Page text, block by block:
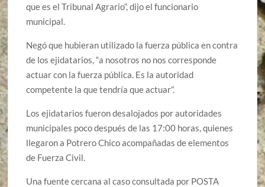
que es el Tribunal Agrario”, dijo el funcionario
municipal.
Negó que hubieran utilizado la fuerza pública en contra
de los ejidatarios, “a nosotros no nos corresponde
actuar con la fuerza pública. Es la autoridad
competente la que tendría que actuar”.
Los ejidatarios fueron desalojados por autoridades
municipales poco después de las 17:00 horas, quienes
llegaron a Potrero Chico acompañadas de elementos
de Fuerza Civil.
Una fuente cercana al caso consultada por POSTA